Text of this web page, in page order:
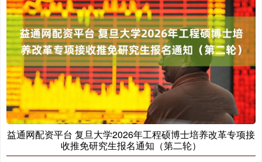
益通网配资平台 复旦大学2026年工程硕博士培养改革专项接
收推免研究生报名通知（第二轮）